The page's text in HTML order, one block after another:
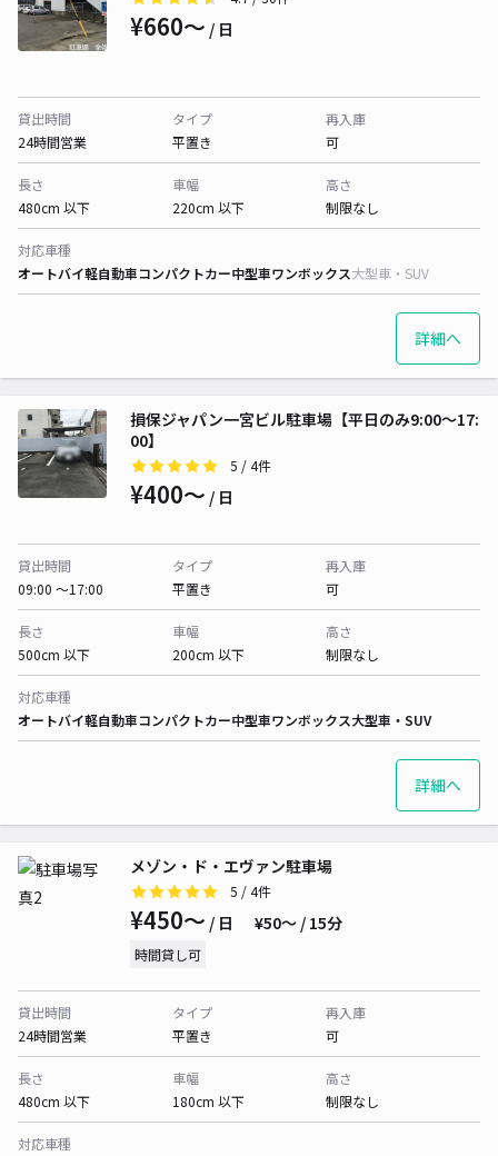
¥660〜 / 日
貸出時間
24時間営業
タイプ
平置き
再入庫
可
長さ
480cm 以下
車幅
220cm 以下
高さ
制限なし
対応車種
オートバイ軽自動車コンパクトカー中型車ワンボックス大型車・SUV
詳細へ
損保ジャパン一宮ビル駐車場【平日のみ9:00～17:
00】
5 / 4件
¥400〜 / 日
貸出時間
09:00 〜17:00
タイプ
平置き
再入庫
可
長さ
500cm 以下
車幅
200cm 以下
高さ
制限なし
対応車種
オートバイ軽自動車コンパクトカー中型車ワンボックス大型車・SUV
詳細へ
メゾン・ド・エヴァン駐車場
5 / 4件
¥450〜 / 日 ¥50〜 / 15分
時間貸し可
貸出時間
24時間営業
タイプ
平置き
再入庫
可
長さ
480cm 以下
車幅
180cm 以下
高さ
制限なし
対応車種